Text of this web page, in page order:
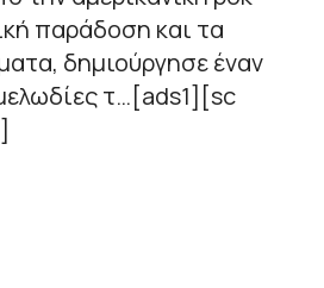
παράδοση και τα
δημιούργησε έναν
τ…[ads1][sc